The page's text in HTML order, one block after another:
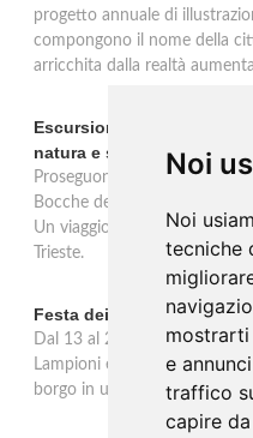
Noi
Noi
tecniche
e
traffico
capire
progetto annuale di
compongono il nome della
arricchita dalla realtà
Escursioni in barca alle
natura e storia nel Golfo di
Proseguono fino al 15
Bocche del Timavo" con
Un viaggio multisensoriale
Trieste.
Festa dei Lampioni e de
Dal 13 al 21 giugno Calimera
Lampioni e de lu Cuturusciu,
borgo in uno spettacolo di